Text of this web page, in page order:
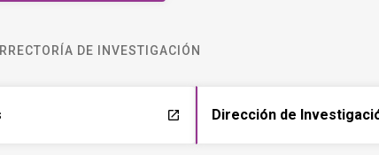
DE INVESTIGACIÓN
launch Dirección de